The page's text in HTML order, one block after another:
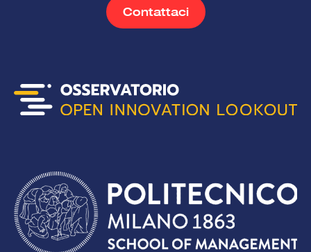
Contattaci